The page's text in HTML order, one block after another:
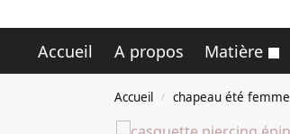
Accueil A propos Matière
Accueil / chapeau été femme